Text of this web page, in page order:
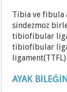
Tibia ve fibula
sindezmoz
tibiofibular
tibiofibular
AYAK